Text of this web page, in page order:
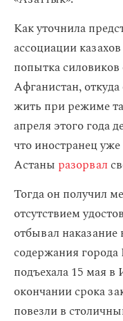
Как уточнила
ассоциации
попытка силовиков
Афганистан,
жить при режиме
апреля этого года
что иностранец
Астаны разорвал
Тогда он получил
отсутствием
отбывал наказание
содержания
подъехала 15 мая
окончании срока
повезли в